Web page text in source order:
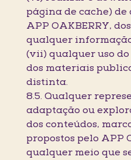
página de cache)
APP OAKBERRY,
qualquer
(vii) qualquer uso do
dos materiais
distinta.
8.5. Qualquer
adaptação ou
dos conteúdos,
propostos pelo APP
qualquer meio que